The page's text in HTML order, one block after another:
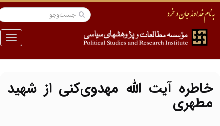
منو
خاطره آیت الله مهدوی‌کنی از شهید
مطهری